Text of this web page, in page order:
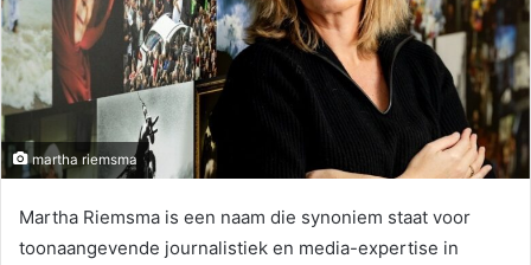
martha riemsma
Martha Riemsma is een naam die synoniem staat voor
toonaangevende journalistiek en media-expertise in